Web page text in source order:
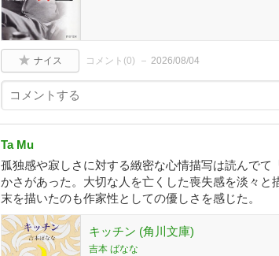
ナイス コメント(0) 2026/08/04
Ta Mu
孤独感や寂しさに対する緻密な心情描写は読んでて
かさがあった。大切な人を亡くした喪失感を淡々と
末を描いたのも作家性としての優しさを感じた。
キッチン (角川文庫)
吉本 ばなな